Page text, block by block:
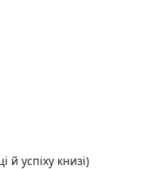
й успіху книзі)